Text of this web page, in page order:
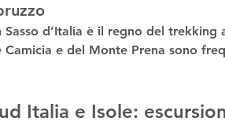
Sasso d’Italia è il regno del trekking
Camicia e del Monte Prena sono
Italia e Isole: